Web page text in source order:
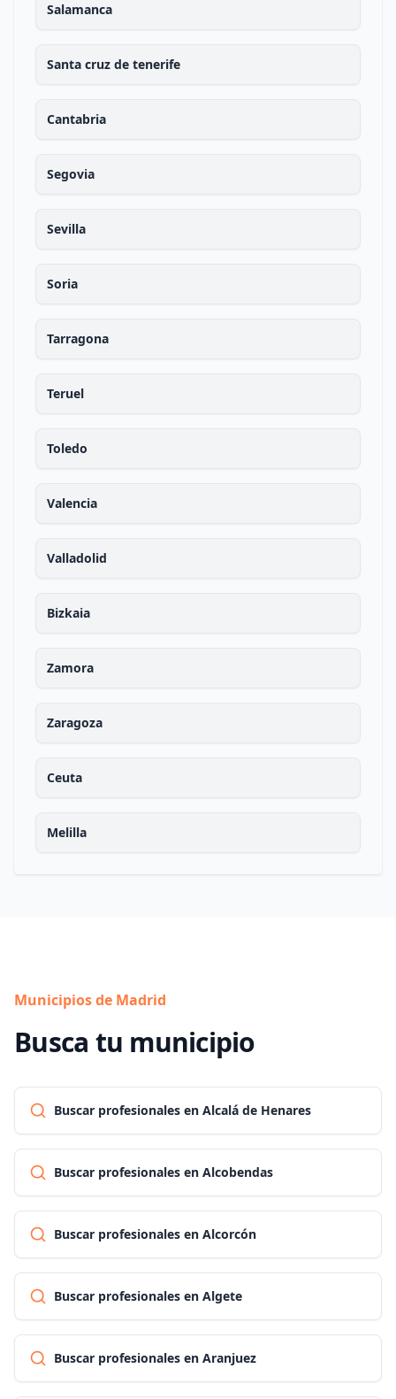
Salamanca
Santa cruz de tenerife
Cantabria
Segovia
Sevilla
Soria
Tarragona
Teruel
Toledo
Valencia
Valladolid
Bizkaia
Zamora
Zaragoza
Ceuta
Melilla
Municipios de Madrid
Busca tu municipio
Buscar profesionales en Alcalá de Henares
Buscar profesionales en Alcobendas
Buscar profesionales en Alcorcón
Buscar profesionales en Algete
Buscar profesionales en Aranjuez